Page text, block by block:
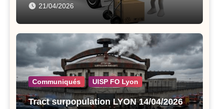
21/04/2026
Communiqués UISP FO Lyon
Tract surpopulation LYON 14/04/2026